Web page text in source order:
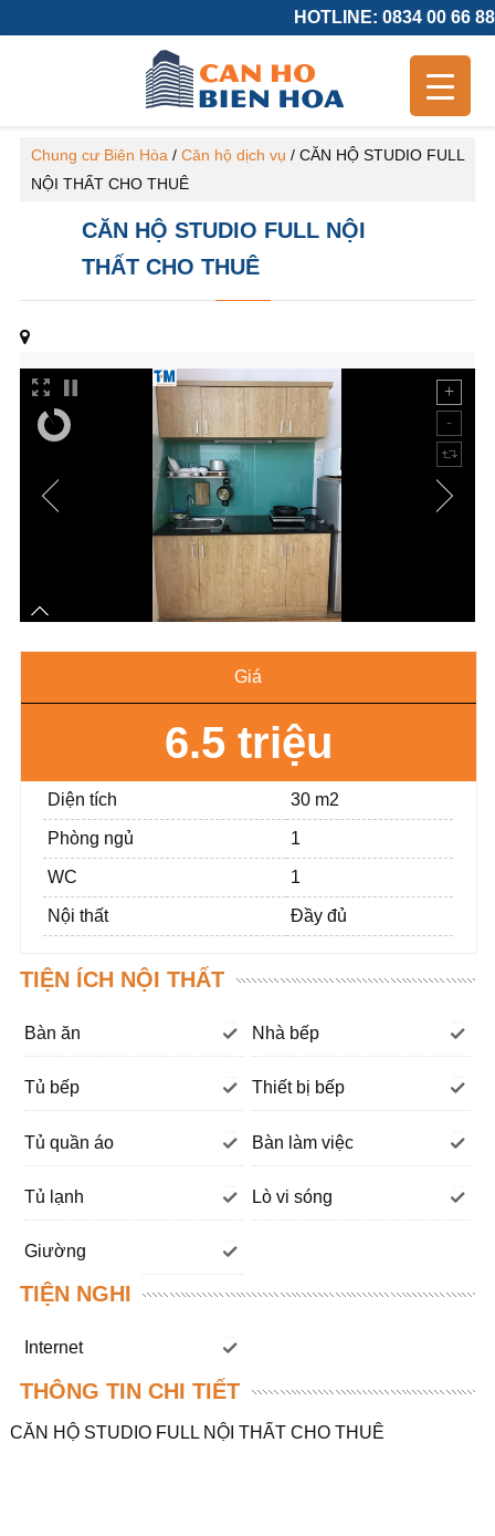
HOTLINE: 0834 00 66 88
Chung cư Biên Hòa / Căn hộ dịch vụ / CĂN HỘ STUDIO FULL
NỘI THẤT CHO THUÊ
CĂN HỘ STUDIO FULL NỘI
THẤT CHO THUÊ
Giá
6.5 triệu
Diện tích 30 m2
Phòng ngủ 1
WC 1
Nội thất Đầy đủ
TIỆN ÍCH NỘI THẤT
Bàn ăn Nhà bếp
Tủ bếp Thiết bị bếp
Tủ quần áo Bàn làm việc
Tủ lạnh Lò vi sóng
Giường
TIỆN NGHI
Internet
THÔNG TIN CHI TIẾT
CĂN HỘ STUDIO FULL NỘI THẤT CHO THUÊ